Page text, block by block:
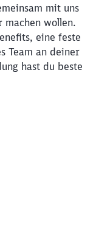
mit uns
machen wollen.
eine feste
Team an deiner
hast du beste